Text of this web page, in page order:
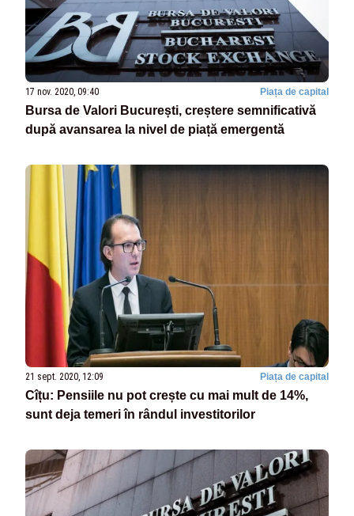
17 nov. 2020, 09:40 Piața de capital
Bursa de Valori București, creștere semnificativă
după avansarea la nivel de piață emergentă
21 sept. 2020, 12:09 Piața de capital
Cîțu: Pensiile nu pot crește cu mai mult de 14%,
sunt deja temeri în rândul investitorilor